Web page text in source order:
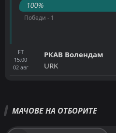
100%
Победи - 1
FT
15:00
02 авг
РКАВ Волендам
URK
МАЧОВЕ НА ОТБОРИТЕ